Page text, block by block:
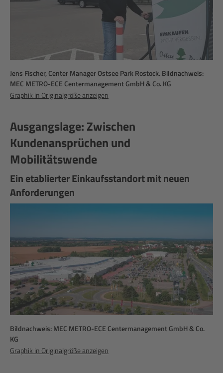
Jens Fischer, Center Manager Ostsee Park Rostock. Bildnachweis:
MEC METRO-ECE Centermanagement GmbH & Co. KG
Graphik in Originalgröße anzeigen
Ausgangslage: Zwischen
Kundenansprüchen und
Mobilitätswende
Ein etablierter Einkaufsstandort mit neuen
Anforderungen
Bildnachweis: MEC METRO-ECE Centermanagement GmbH & Co.
KG
Graphik in Originalgröße anzeigen